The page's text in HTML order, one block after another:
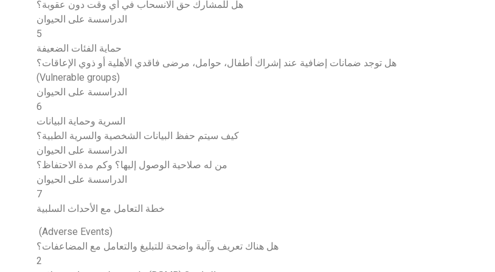
هل للمشارك حق الانسحاب في أي وقت دون عقوبة؟
الدراسسة على الحيوان
5
حماية الفئات الضعيفة
هل توجد ضمانات إضافية عند إشراك أطفال، حوامل، مرضى فاقدي الأهلية أو ذوي الإعاقات؟
(Vulnerable groups)
الدراسسة على الحيوان
6
السرية وحماية البيانات
كيف سيتم حفظ البيانات الشخصية والسرية الطبية؟
الدراسسة على الحيوان
من له صلاحية الوصول إليها؟ وكم مدة الاحتفاظ؟
الدراسسة على الحيوان
7
خطة التعامل مع الأحداث السلبية
(Adverse Events)
هل هناك تعريف وآلية واضحة للتبليغ والتعامل مع المضاعفات؟
2